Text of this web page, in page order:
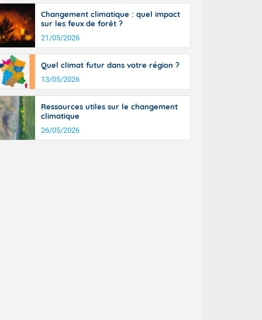
Aquitaine,
de-
sont
sont
un peu
du pays en
Des
le Jura et
de
et
sur le
en
h. Côté
entre
en Anjou.
pointes
Changement climatique : quel impact
sur les feux de forêt ?
21/05/2026
Quel climat futur dans votre région ?
13/05/2026
Ressources utiles sur le changement
climatique
26/05/2026